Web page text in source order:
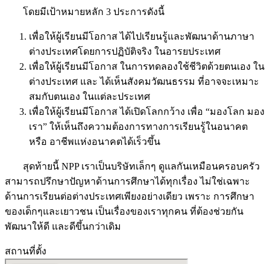
โดยมีเป้าหมายหลัก 3 ประการดังนี้
เพื่อให้ผู้เรียนมีโอกาส ได้ไปเรียนรู้และพัฒนาด้านภาษา
ต่างประเทศโดยการปฏิบัติจริง ในอารยประเทศ
เพื่อให้ผู้เรียนมีโอกาส ในการทดลองใช้ชีวิตด้วยตนเอง ใน
ต่างประเทศ และ ได้เห็นสังคมวัฒนธรรม ที่อาจจะเหมาะ
สมกับตนเอง ในแต่ละประเทศ
เพื่อให้ผู้เรียนมีโอกาส ได้เปิดโลกกว้าง เพื่อ “มองโลก มอง
เรา” ให้เห็นถึงความต้องการทางการเรียนรู้ในอนาคต
หรือ อาชีพแห่งอนาคตได้เร็วขึ้น
สุดท้ายนี้ NPP เราเป็นบริษัทเล็กๆ ดูแลกันเหมือนครอบครัว
สามารถปรึกษาปัญหาด้านการศึกษาได้ทุกเรื่อง ไม่ใช่เฉพาะ
ด้านการเรียนต่อต่างประเทศเพียงอย่างเดียว เพราะ การศึกษา
ของเด็กๆและเยาวชน เป็นเรื่องของเราทุกคน ที่ต้องช่วยกัน
พัฒนาให้ดี และดีขึ้นกว่าเดิม
สถานที่ตั้ง